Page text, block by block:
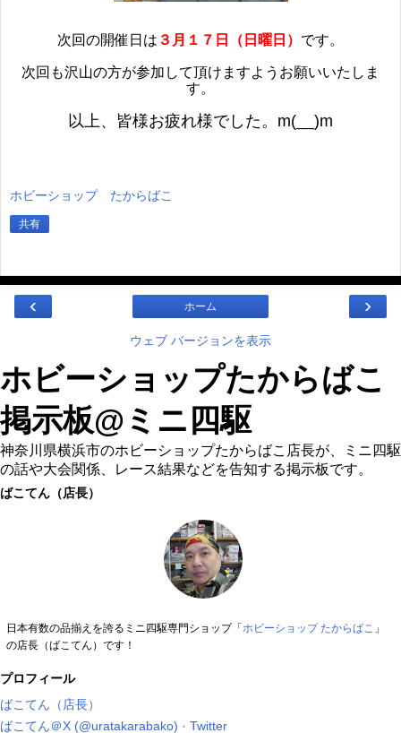
次回の開催日は ３ 月１７日（日曜日） です。
次回も沢山の方が参加して頂けますようお願いいたしま
す。
以上、皆様お疲れ様でした。m(__)m
ホビーショップ たからばこ
共有
‹ ›
ホーム
ウェブ バージョンを表示
ホビーショップたからばこ
掲示板@ミニ四駆
神奈川県横浜市のホビーショップたからばこ店長が、ミニ四駆
の話や大会関係、レース結果などを告知する掲示板です。
ばこてん（店長）
日本有数の品揃えを誇るミニ四駆専門ショップ「 ホビーショップ たからばこ 」
の店長（ばこてん）です！
プロフィール
ばこてん（店長）
ばこてん＠X (@uratakarabako) · Twitter